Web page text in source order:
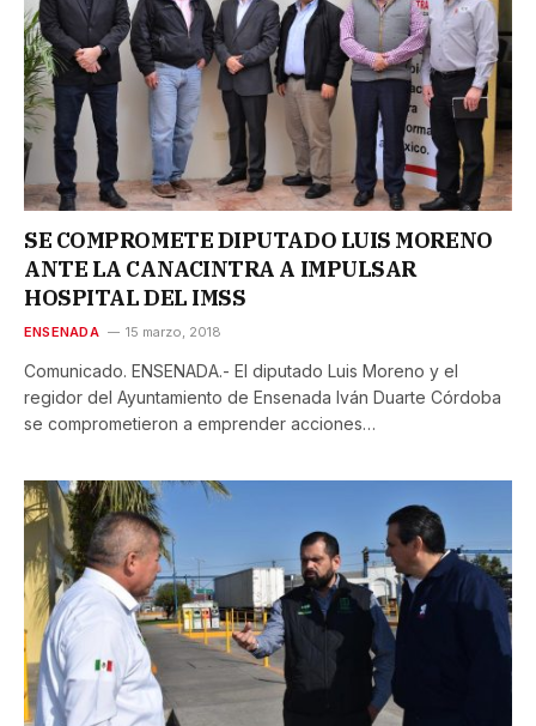
SE COMPROMETE DIPUTADO LUIS MORENO
ANTE LA CANACINTRA A IMPULSAR
HOSPITAL DEL IMSS
ENSENADA 15 marzo, 2018
Comunicado. ENSENADA.- El diputado Luis Moreno y el
regidor del Ayuntamiento de Ensenada Iván Duarte Córdoba
se comprometieron a emprender acciones…